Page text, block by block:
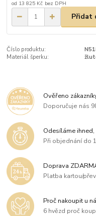
od 13 825 Kč bez DPH
Přidat
Číslo produktu:
Materiál šperku:
Ověřeno
Doporučuje nás
Odesíláme
Při objednání do
Doprava
Platba kartou/
Proč nakoupit u
6 hvězd proč